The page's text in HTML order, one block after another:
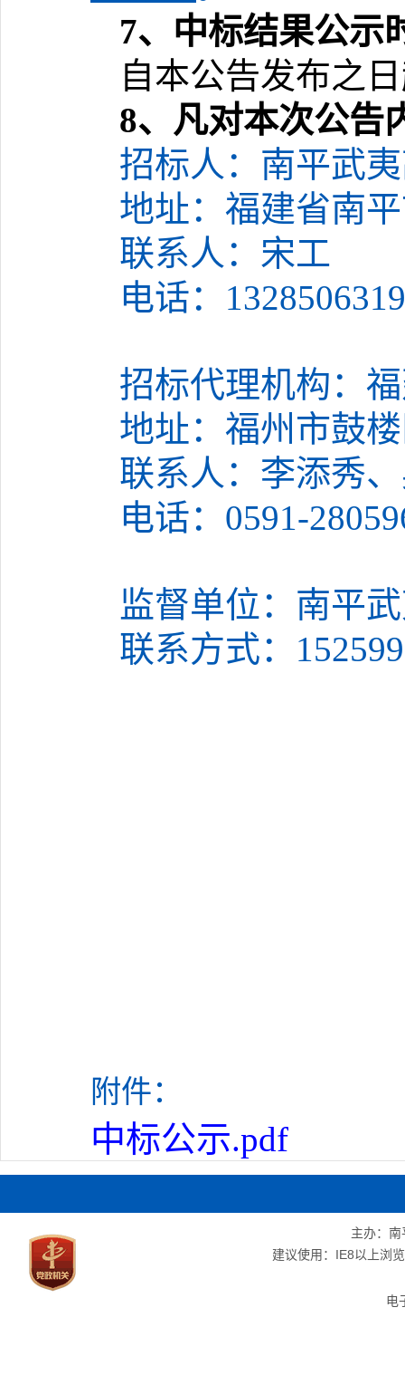
7、 中标结果公示
自本公告发布之
8、 凡对本次公告
招标人： 南平武
地址：福建省南
联系人：宋工
电话：
招标代理机构：
地址：福州市鼓
联系人：李添秀
电话： 0591-
监督单位：南平
联系方式：
附件：
中标公示.pdf
主办：
建议使用：IE8以上浏
电